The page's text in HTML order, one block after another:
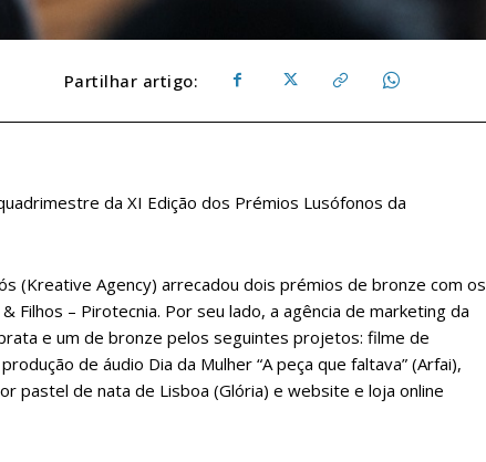
Partilhar artigo:
da XI Edição dos Prémios Lusófonos da
(Kreative Agency) arrecadou dois prémios de bronze com os
– Pirotecnia. Por seu lado, a agência de marketing da
e um de bronze pelos seguintes projetos: filme de
de áudio Dia da Mulher “A peça que faltava” (Arfai),
pastel de nata de Lisboa (Glória) e website e loja online